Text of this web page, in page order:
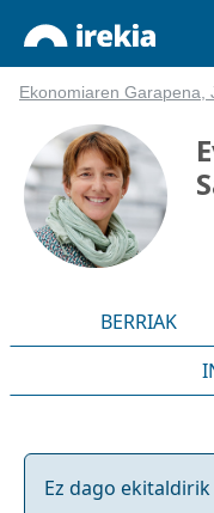
Ekonomiaren
BERRIAK
Ez dago ekitaldirik